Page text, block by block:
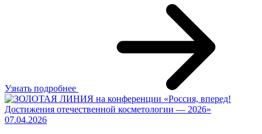
Узнать подробнее
07.04.2026